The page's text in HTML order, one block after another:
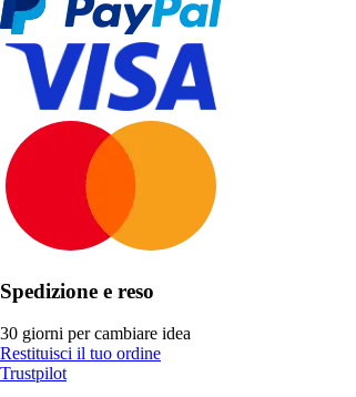
Spedizione e reso
30 giorni per cambiare idea
Restituisci il tuo ordine
Trustpilot